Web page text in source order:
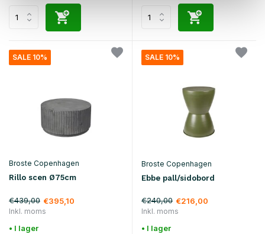
SALE 10%
Broste Copenhagen
Rillo scen Ø75cm
€439,00 €395,10
Inkl. moms
• I lager
SALE 10%
Broste Copenhagen
Ebbe pall/sidobord
€240,00 €216,00
Inkl. moms
• I lager